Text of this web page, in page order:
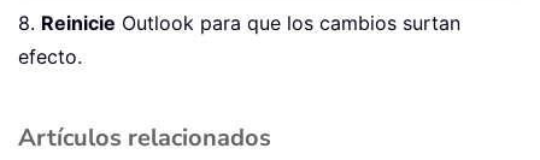
8. Reinicie Outlook para que los cambios surtan
efecto.
Artículos relacionados